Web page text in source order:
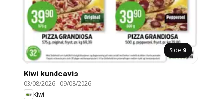
Side 9
Kiwi kundeavis
03/08/2026- 09/08/2026
Kiwi